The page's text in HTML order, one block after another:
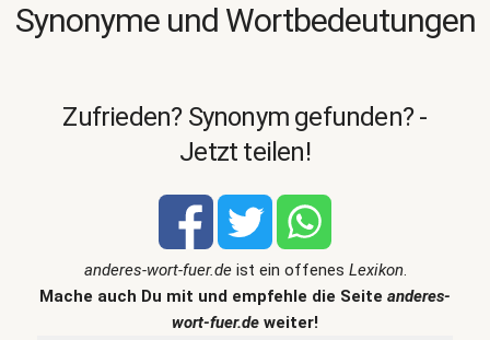
Synonyme und Wortbedeutungen
Zufrieden? Synonym gefunden? -
Jetzt teilen!
anderes-wort-fuer.deist ein offenes Lexikon.
Mache auch Du mit und empfehle die Seite anderes-
wort-fuer.de weiter!